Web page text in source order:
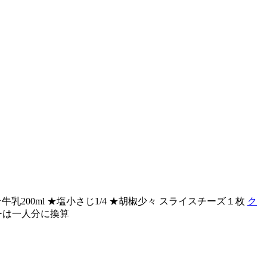
乳200ml ★塩小さじ1/4 ★胡椒少々 スライスチーズ１枚 ク
一人分に換算